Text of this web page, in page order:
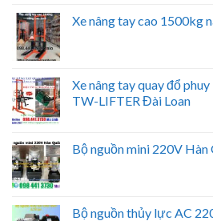
Xe nâng tay cao 1500kg
Xe nâng tay quay đổ
TW-LIFTER Đài Loan
Bộ nguồn mini 220V Hàn
Bộ nguồn thủy lực AC